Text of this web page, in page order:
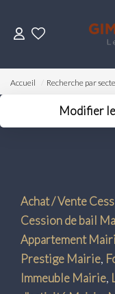
Accueil Recherche par
Modifier
Créer une
Achat / Vente
Cession de bail
Appartement
Prestige Mairie,
Immeuble Mairie,